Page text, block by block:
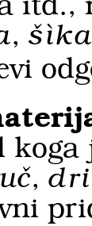
itd.,
,
koga
,